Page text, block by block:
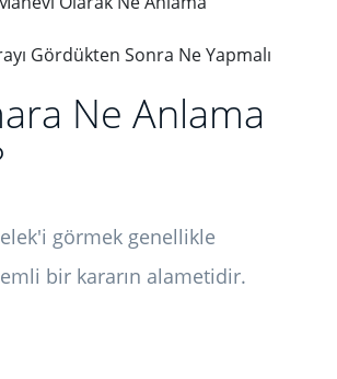
Gördükten Sonra Ne Yapmalı
Ne Anlama
görmek genellikle
bir kararın alametidir.